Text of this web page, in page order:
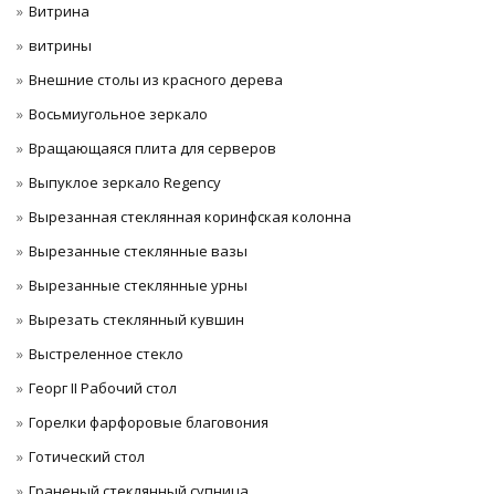
Витрина
витрины
Внешние столы из красного дерева
Восьмиугольное зеркало
Вращающаяся плита для серверов
Выпуклое зеркало Regency
Вырезанная стеклянная коринфская колонна
Вырезанные стеклянные вазы
Вырезанные стеклянные урны
Вырезать стеклянный кувшин
Выстреленное стекло
Георг II Рабочий стол
Горелки фарфоровые благовония
Готический стол